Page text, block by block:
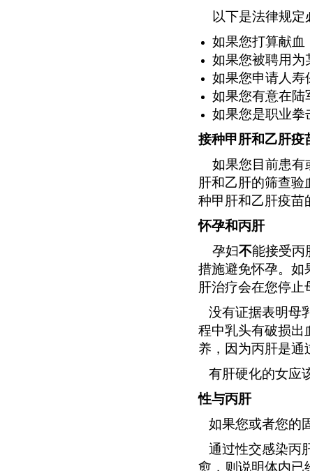
以下是法律规定
如果您打算献血
如果您被聘用为
如果您申请人寿
如果您有意在陆
如果您是职业拳
接种甲肝和乙肝疫
如果您目前患有
肝和乙肝的筛查
种甲肝和乙肝疫苗
怀孕和丙肝
孕妇不能接受丙
措施避免怀孕。如
肝治疗会在您停止
没有证据表明母
程中乳头有破损出
养，因为丙肝是通
有肝硬化的女应
性与丙肝
如果您或者您的
通过性交感染丙
愈，则说明体内已